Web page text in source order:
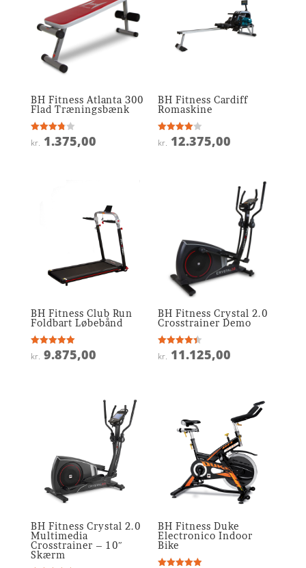
BH Fitness Atlanta 300
Flad Træningsbænk
Vurderet
3.8
kr. 1.375,00
BH Fitness Cardiff
Romaskine
Vurderet
4
kr. 12.375,00
BH Fitness Club Run
Foldbart Løbebånd
Vurderet
5
kr. 9.875,00
BH Fitness Crystal 2.0
Crosstrainer Demo
Vurderet
4.4
kr. 11.125,00
BH Fitness Crystal 2.0
Multimedia
Crosstrainer – 10″
Skærm
BH Fitness Duke
Electronico Indoor
Bike